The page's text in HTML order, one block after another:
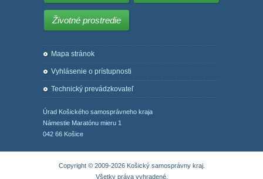
Životné prostredie
Mapa stránok
Vyhlásenie o prístupnosti
Technický prevádzkovateľ
Úrad Košického samosprávneho kraja
Námestie Maratónu mieru 1
042 66 Košice
Copyright © 2009-2026 Košický samosprávny kraj.
Všetky práva vyhradené.